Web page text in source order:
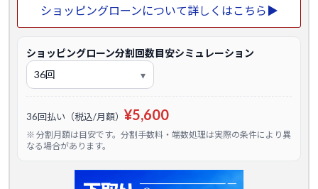
ショッピングローンについて詳しくはこちら▶
ショッピングローン分割回数目安シミュレーション
36回払い（税込/月額） ¥5,600
※ 分割月額は目安です。分割手数料・端数処理は実際の条件により異
なる場合があります。